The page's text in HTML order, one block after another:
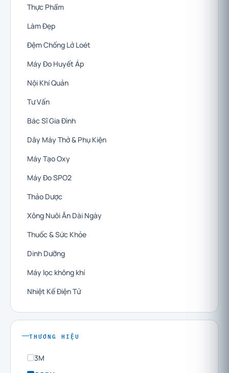
Thực Phẩm
Làm Đẹp
Đệm Chống Lở Loét
Máy Đo Huyết Áp
Nội Khí Quản
Tư Vấn
Bác Sĩ Gia Đình
Dây Máy Thở & Phụ Kiện
Máy Tạo Oxy
Máy Đo SPO2
Thảo Dược
Xông Nuôi Ăn Dài Ngày
Thuốc & Sức Khỏe
Dinh Dưỡng
Máy lọc không khí
Nhiệt Kế Điện Tử
THƯƠNG HIỆU
3M